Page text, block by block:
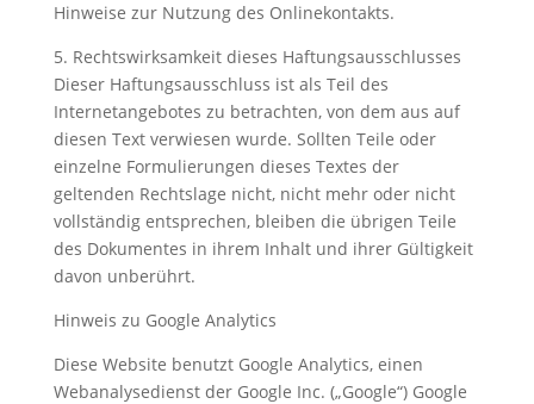
Hinweise zur Nutzung des Onlinekontakts.
5. Rechtswirksamkeit dieses Haftungsausschlusses
Dieser Haftungsausschluss ist als Teil des
Internetangebotes zu betrachten, von dem aus auf
diesen Text verwiesen wurde. Sollten Teile oder
einzelne Formulierungen dieses Textes der
geltenden Rechtslage nicht, nicht mehr oder nicht
vollständig entsprechen, bleiben die übrigen Teile
des Dokumentes in ihrem Inhalt und ihrer Gültigkeit
davon unberührt.
Hinweis zu Google Analytics
Diese Website benutzt Google Analytics, einen
Webanalysedienst der Google Inc. („Google“) Google